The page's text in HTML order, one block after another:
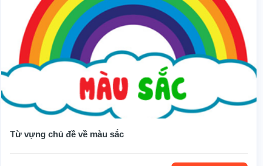
Từ vựng chủ đề về màu sắc